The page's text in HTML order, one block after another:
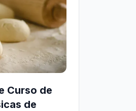
Curso de
de